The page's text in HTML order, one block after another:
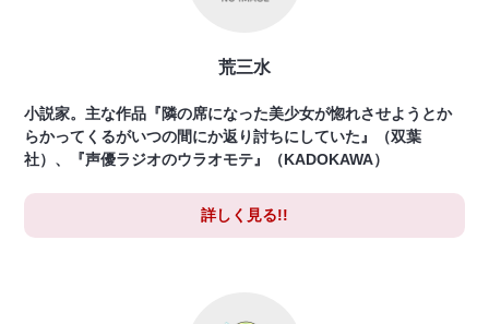
荒三水
小説家。主な作品『隣の席になった美少女が惚れさせようとか
らかってくるがいつの間にか返り討ちにしていた』（双葉
社）、『声優ラジオのウラオモテ』（KADOKAWA）
詳しく見る!!